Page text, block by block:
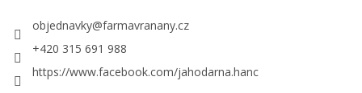
objednavky@farmavranany.cz
+420 315 691 988
https://www.facebook.com/jahodarna.hanc